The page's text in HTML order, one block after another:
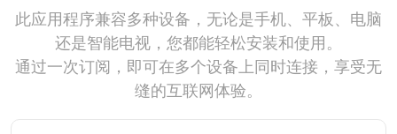
此应用程序兼容多种设备，无论是手机、平板、电脑
还是智能电视，您都能轻松安装和使用。
通过一次订阅，即可在多个设备上同时连接，享受无
缝的互联网体验。